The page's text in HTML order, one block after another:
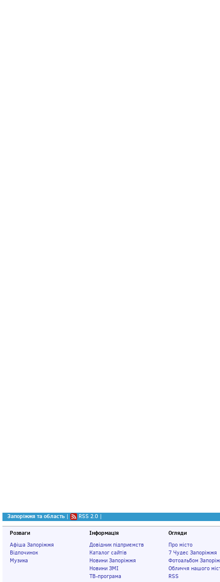
Запоріжжя та область | RSS 2.0 |
Розваги
Афіша Запоріжжя
Відпочинок
Музика
Інформація
Довідник підприємств
Каталог сайтів
Новини Запоріжжя
Новини ЗМІ
ТВ-програма
Огляди
Про місто
7 Чудес Запоріжжя
Фотоальбом
Обличчя нашого
RSS